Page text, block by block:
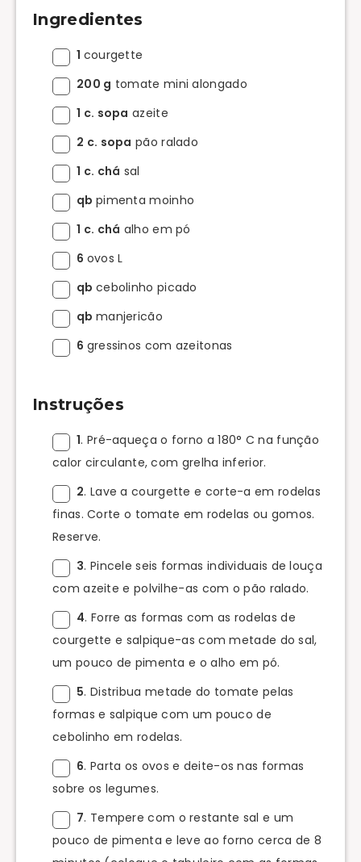
Ingredientes
1 courgette
200 g tomate mini alongado
1 c. sopa azeite
2 c. sopa pão ralado
1 c. chá sal
qb pimenta moinho
1 c. chá alho em pó
6 ovos L
qb cebolinho picado
qb manjericão
6 gressinos com azeitonas
Instruções
1. Pré-aqueça o forno a 180° C na função
calor circulante, com grelha inferior.
2. Lave a courgette e corte-a em rodelas
finas. Corte o tomate em rodelas ou gomos.
Reserve.
3. Pincele seis formas individuais de louça
com azeite e polvilhe-as com o pão ralado.
4. Forre as formas com as rodelas de
courgette e salpique-as com metade do sal,
um pouco de pimenta e o alho em pó.
5. Distribua metade do tomate pelas
formas e salpique com um pouco de
cebolinho em rodelas.
6. Parta os ovos e deite-os nas formas
sobre os legumes.
7. Tempere com o restante sal e um
pouco de pimenta e leve ao forno cerca de 8